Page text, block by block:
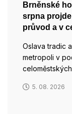
Brněnské
srpna
průvod a v
Oslava tradic
metropoli v
5. 08. 2026